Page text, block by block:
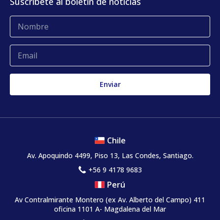
Glosario
Quejas y reclamos
Chile
Av. Apoquindo 4499, Piso 13, Las Condes, Santiago.
+56 9 4178 9683
Perú
Av Contralmirante Montero (ex Av. Alberto del Campo) 411
oficina 1101 A- Magdalena del Mar